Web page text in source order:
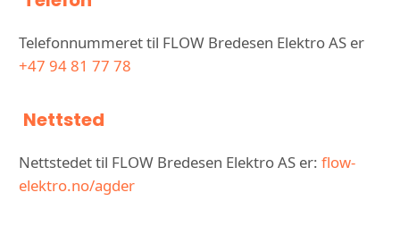
Telefonnummeret til FLOW Bredesen Elektro AS er
+47 94 81 77 78
Nettsted
Nettstedet til FLOW Bredesen Elektro AS er: flow-
elektro.no/agder